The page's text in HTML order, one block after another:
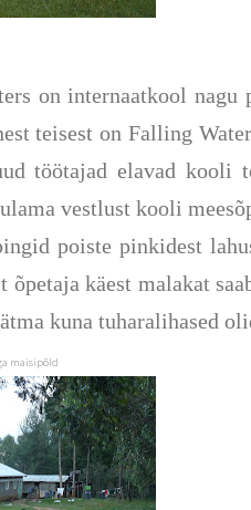
on internaatkool nagu
teisest on Falling
töötajad elavad
vestlust kooli
poiste pinkidest
käest malakat
kuna tuharalihased
maisipõld